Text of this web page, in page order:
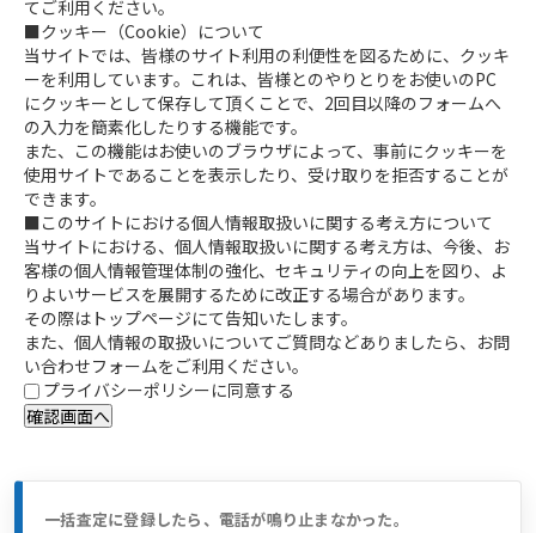
てご利用ください。
■クッキー（Cookie）について
当サイトでは、皆様のサイト利用の利便性を図るために、クッキ
ーを利用しています。これは、皆様とのやりとりをお使いのPC
にクッキーとして保存して頂くことで、2回目以降のフォームへ
の入力を簡素化したりする機能です。
また、この機能はお使いのブラウザによって、事前にクッキーを
使用サイトであることを表示したり、受け取りを拒否することが
できます。
■このサイトにおける個人情報取扱いに関する考え方について
当サイトにおける、個人情報取扱いに関する考え方は、今後、お
客様の個人情報管理体制の強化、セキュリティの向上を図り、よ
りよいサービスを展開するために改正する場合があります。
その際はトップページにて告知いたします。
また、個人情報の取扱いについてご質問などありましたら、お問
い合わせフォームをご利用ください。
プライバシーポリシーに同意する
一括査定に登録したら、電話が鳴り止まなかった。